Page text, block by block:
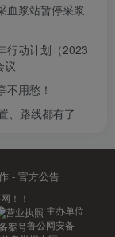
血浆站暂停采浆
行动计划（2023
议
用愁！
、路线都有了
- 官方公告
！！
主办单位
鲁公网安备